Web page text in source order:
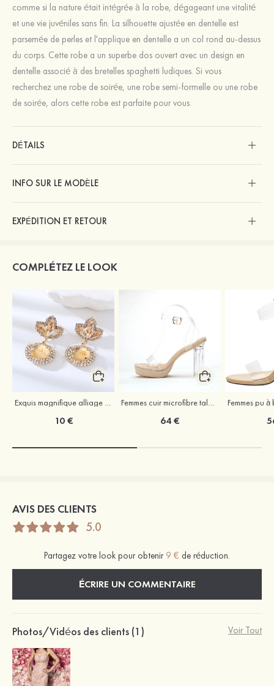
comme si la nature était intégrée à la robe, dégageant une vitalité
et une vie juvéniles sans fin. La silhouette ajustée en dentelle est
parsemée de perles et l'applique en dentelle a un col rond au-dessus
du corps. Cette robe a un superbe dos ouvert avec un design en
dentelle associé à des bretelles spaghetti ludiques. Si vous
recherchez une robe de soirée, une robe semi-formelle ou une robe
de soirée, alors cette robe est parfaite pour vous.
DÉTAILS
INFO SUR LE MODÈLE
EXPÉDITION ET RETOUR
COMPLÉTEZ LE LOOK
10 € 64 €
AVIS DES CLIENTS
5.0
Partagez votre look pour obtenir 9 € de réduction.
ÉCRIRE UN COMMENTAIRE
Photos/Vidéos des clients (1) Voir Tout